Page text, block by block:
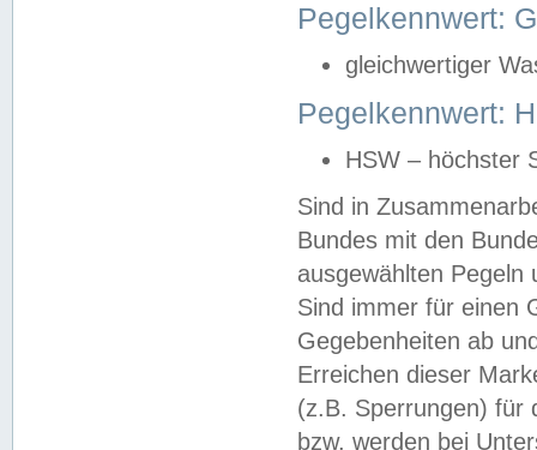
Pegelkennwert:
gleichwertiger
Pegelkennwert:
HSW – höchster
Sind in
Bundes mit den
ausgewählten
Sind immer für einen
Gegebenheiten ab
Erreichen dieser
(z.B. Sperrungen) für
bzw. werden bei